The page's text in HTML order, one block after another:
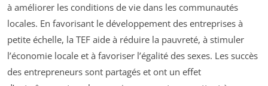
à améliorer les conditions de vie dans les communautés
locales. En favorisant le développement des entreprises à
petite échelle, la TEF aide à réduire la pauvreté, à stimuler
l’économie locale et à favoriser l’égalité des sexes. Les succès
des entrepreneurs sont partagés et ont un effet